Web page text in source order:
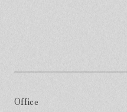
Office